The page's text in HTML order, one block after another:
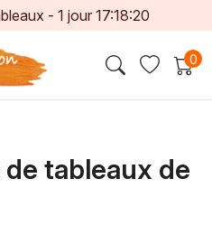
-1 jour 17:18:18
0
tableaux de